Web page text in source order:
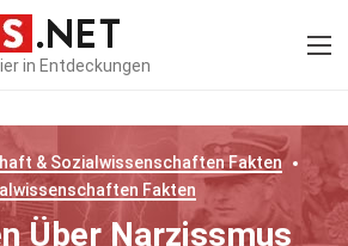
in Entdeckungen
& SozialwissenschaftenFakten
Fakten
Über Narzissmus